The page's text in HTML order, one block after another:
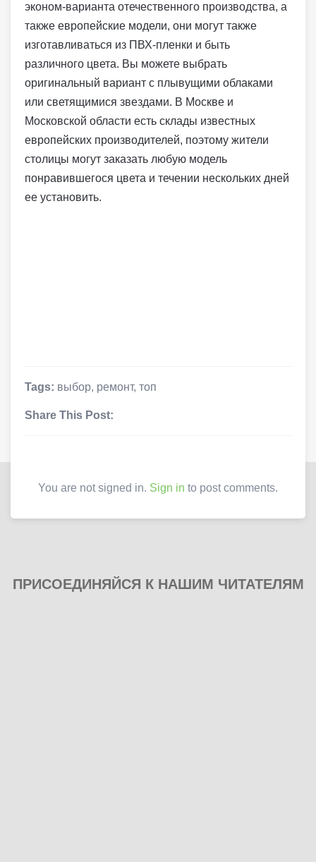
эконом-варианта отечественного производства, а
также европейские модели, они могут также
изготавливаться из ПВХ-пленки и быть
различного цвета. Вы можете выбрать
оригинальный вариант с плывущими облаками
или светящимися звездами. В Москве и
Московской области есть склады известных
европейских производителей, поэтому жители
столицы могут заказать любую модель
понравившегося цвета и течении нескольких дней
ее установить.
Tags: выбор, ремонт, топ
Share This Post:
You are not signed in. Sign in to post comments.
ПРИСОЕДИНЯЙСЯ К НАШИМ ЧИТАТЕЛЯМ